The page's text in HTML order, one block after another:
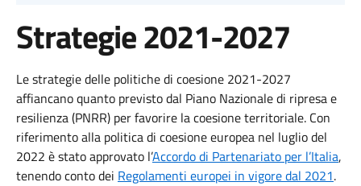
Strategie 2021-2027
Le strategie delle politiche di coesione 2021-2027
affiancano quanto previsto dal Piano Nazionale di ripresa e
resilienza (PNRR) per favorire la coesione territoriale. Con
riferimento alla politica di coesione europea nel luglio del
2022 è stato approvato l’Accordo di Partenariato per l’Italia,
tenendo conto dei Regolamenti europei in vigore dal 2021.